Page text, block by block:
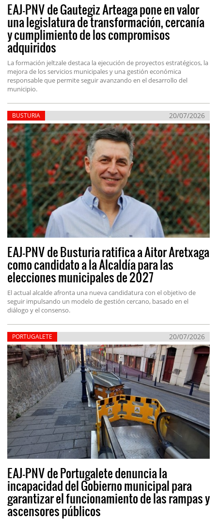
EAJ-PNV de Gautegiz Arteaga pone en valor
una legislatura de transformación, cercanía
y cumplimiento de los compromisos
adquiridos
La formación jeltzale destaca la ejecución de proyectos estratégicos, la
mejora de los servicios municipales y una gestión económica
responsable que permite seguir avanzando en el desarrollo del
municipio.
BUSTURIA 20/07/2026
EAJ-PNV de Busturia ratifica a Aitor Aretxaga
como candidato a la Alcaldía para las
elecciones municipales de 2027
El actual alcalde afronta una nueva candidatura con el objetivo de
seguir impulsando un modelo de gestión cercano, basado en el
diálogo y el consenso.
PORTUGALETE 20/07/2026
EAJ-PNV de Portugalete denuncia la
incapacidad del Gobierno municipal para
garantizar el funcionamiento de las rampas y
ascensores públicos